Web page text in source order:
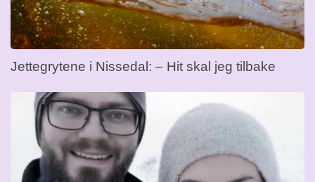
Jettegrytene i Nissedal: – Hit skal jeg tilbake